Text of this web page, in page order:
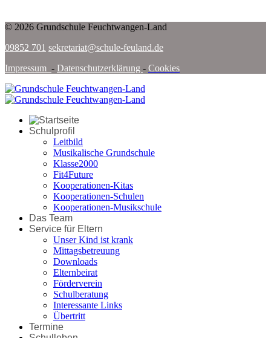
© 2026 Grundschule Feuchtwangen-Land
09852 701 sekretariat@schule-feuland.de
Impressum - Datenschutzerklärung - Cookies
Schulprofil
Leitbild
Musikalische Grundschule
Klasse2000
Fit4Future
Kooperationen-Kitas
Kooperationen-Schulen
Kooperationen-Musikschule
Das Team
Service für Eltern
Unser Kind ist krank
Mittagsbetreuung
Downloads
Elternbeirat
Förderverein
Schulberatung
Interessante Links
Übertritt
Termine